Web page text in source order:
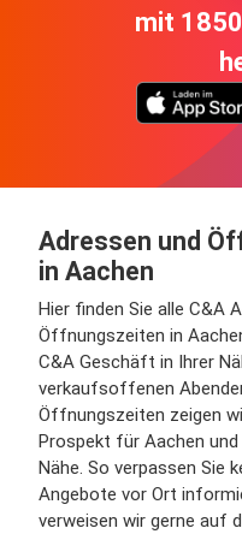
mit
Adressen und
in Aachen
Hier finden Sie alle C&A
Öffnungszeiten in
C&A Geschäft in Ihrer
verkaufsoffenen
Öffnungszeiten zeigen
Prospekt für Aachen
Nähe. So verpassen Sie
Angebote vor Ort
verweisen wir gerne auf